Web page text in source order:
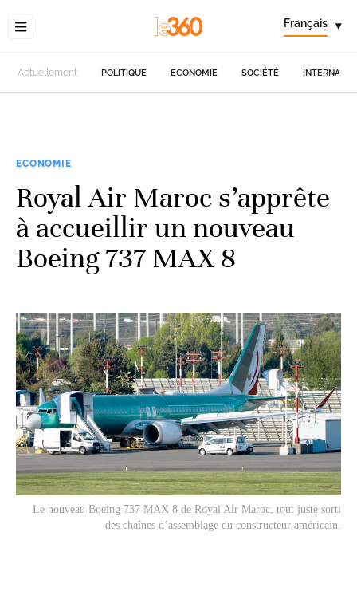
Français ▾
Actuellement POLITIQUE ECONOMIE SOCIÉTÉ
ECONOMIE
Royal Air Maroc s’apprête
à accueillir un nouveau
Boeing 737 MAX 8
Le nouveau Boeing 737 MAX 8 de Royal Air Maroc, tout juste sorti
des chaînes d’assemblage du constructeur américain.